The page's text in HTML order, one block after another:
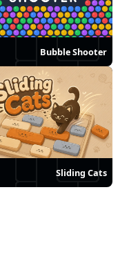
Bubble Shooter
Sliding Cats